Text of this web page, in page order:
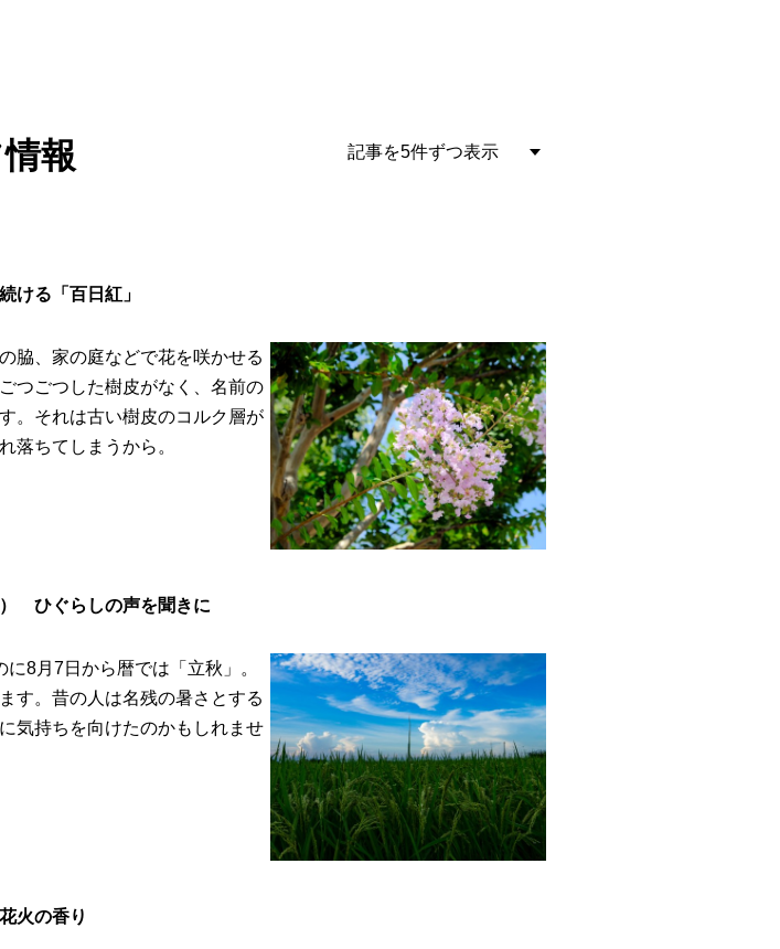
報
ける「百日紅」
脇、家の庭などで花を咲かせる
つごつした樹皮がなく、名前の
。それは古い樹皮のコルク層が
落ちてしまうから。
ひぐらしの声を聞きに
8月7日から暦では「立秋」。
す。昔の人は名残の暑さとする
気持ちを向けたのかもしれませ
火の香り